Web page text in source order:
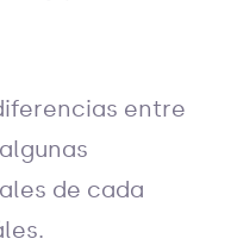
entre
de cada